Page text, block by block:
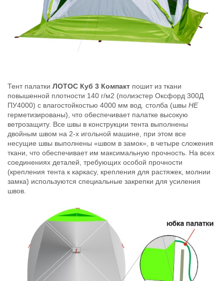
Тент палатки ЛОТОС Куб 3 Компакт пошит из ткани
повышенной плотности 140 г/м2 (полиэстер Оксфорд 300Д
ПУ4000) с влагостойкостью 4000 мм вод. столба (швы НЕ
герметизированы), что обеспечивает палатке высокую
ветрозащиту. Все швы в конструкции тента выполнены
двойным швом на 2-х игольной машине, при этом все
несущие швы выполнены «швом в замок», в четыре сложения
ткани, что обеспечивает им максимальную прочность. На всех
соединениях деталей, требующих особой прочности
(крепления тента к каркасу, крепления для растяжек, молнии
замка) используются специальные закрепки для усиления
швов.